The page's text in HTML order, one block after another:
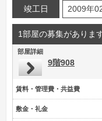
竣工日
2009年
1部屋の募集がありま
部屋詳細
9階908
賃料・管理費・共益費
敷金・礼金